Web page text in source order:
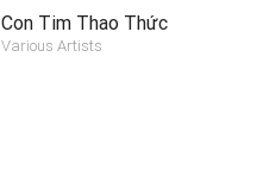
Con Tim Thao Thức
Various Artists